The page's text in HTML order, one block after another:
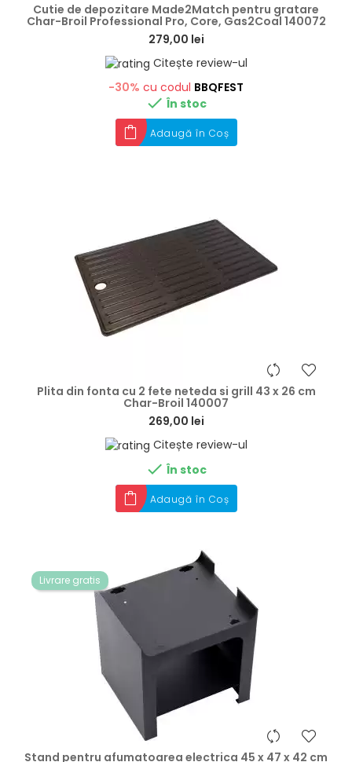
Cutie de depozitare Made2Match pentru gratare
Char-Broil Professional Pro, Core, Gas2Coal 140072
279,00 lei
Citește review-ul
-30% cu codul BBQFEST
 În stoc
Adaugă în Coș
Plita din fonta cu 2 fete neteda si grill 43 x 26 cm
Char-Broil 140007
269,00 lei
Citește review-ul
 În stoc
Adaugă în Coș
Livrare gratis
Stand pentru afumatoarea electrica 45 x 47 x 42 cm